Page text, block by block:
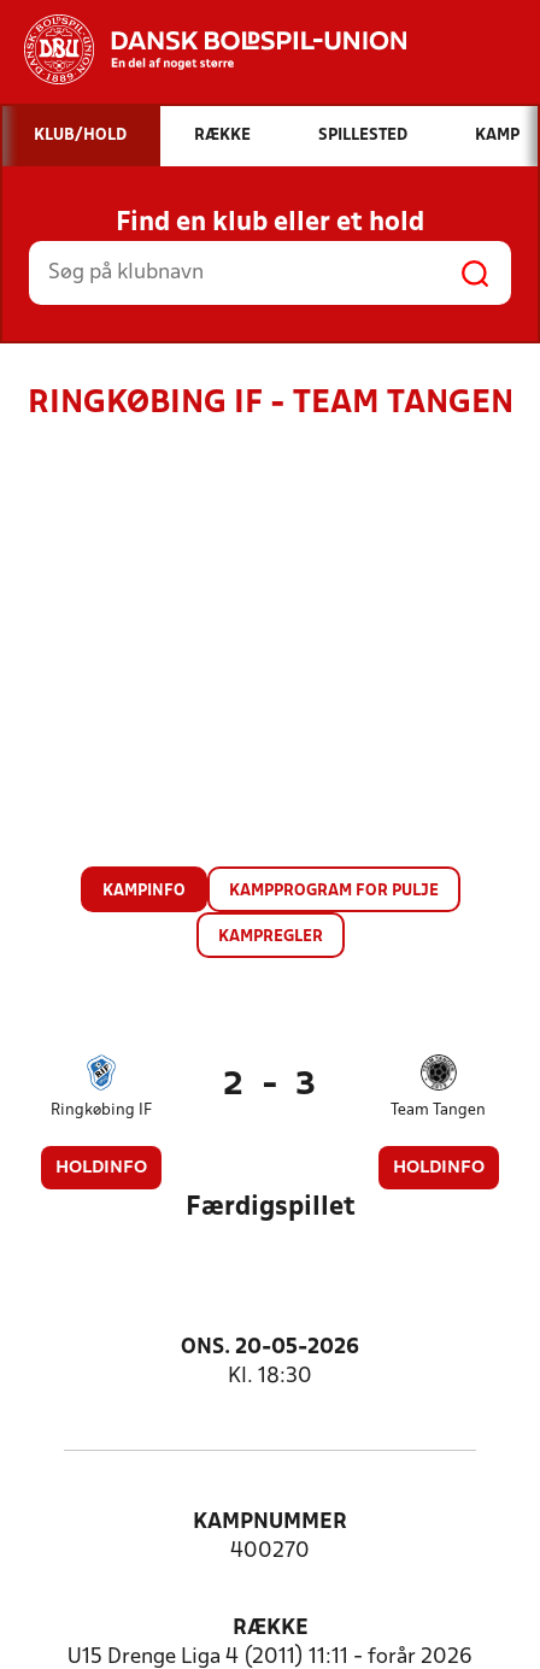
Hvad vil du søge efter?
INDHOLD OG NYHEDER
STILLINGER, RESULTATER, KLUBBER OG
HOLD
KLUB/HOLD RÆKKE SPILLESTED KAMP
Find en klub eller et hold
RINGKØBING IF - TEAM TANGEN
KAMPINFO KAMPPROGRAM FOR PULJE
KAMPREGLER
Ringkøbing IF
HOLDINFO
2 - 3
Team Tangen
HOLDINFO
Færdigspillet
ONS. 20-05-2026
Kl. 18:30
KAMPNUMMER
400270
RÆKKE
U15 Drenge Liga 4 (2011) 11:11 - forår 2026